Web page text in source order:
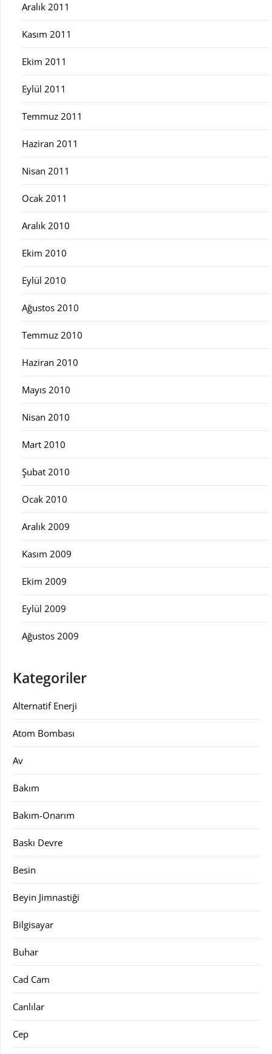
Aralık 2011
Kasım 2011
Ekim 2011
Eylül 2011
Temmuz 2011
Haziran 2011
Nisan 2011
Ocak 2011
Aralık 2010
Ekim 2010
Eylül 2010
Ağustos 2010
Temmuz 2010
Haziran 2010
Mayıs 2010
Nisan 2010
Mart 2010
Şubat 2010
Ocak 2010
Aralık 2009
Kasım 2009
Ekim 2009
Eylül 2009
Ağustos 2009
Kategoriler
Alternatif Enerji
Atom Bombası
Av
Bakım
Bakım-Onarım
Baskı Devre
Besin
Beyin Jimnastiği
Bilgisayar
Buhar
Cad Cam
Canlılar
Cep